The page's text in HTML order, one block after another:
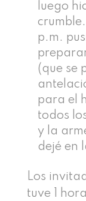
luego
p.m.
(que se
para el
todos
y la
dejé en
Los
tuve 1